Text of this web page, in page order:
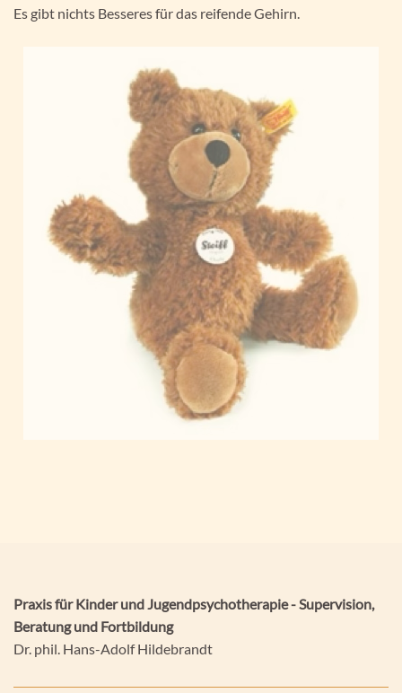
Es gibt nichts Besseres für das reifende Gehirn.
Praxis für Kinder und Jugendpsychotherapie - Supervision,
Beratung und Fortbildung
Dr. phil. Hans-Adolf Hildebrandt